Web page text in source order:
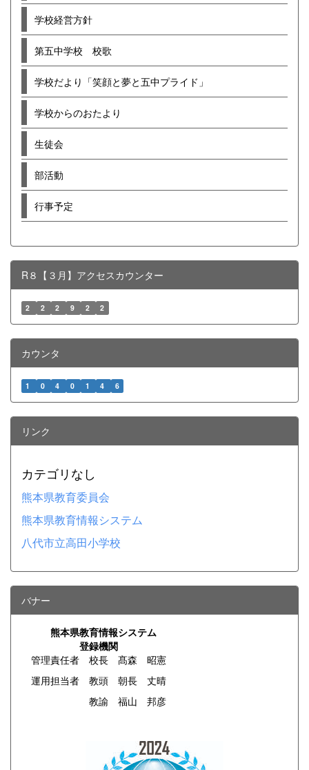
学校経営方針
第五中学校 校歌
学校だより「笑顔と夢と五中プライド」
学校からのおたより
生徒会
部活動
行事予定
R８【３月】アクセスカウンター
2 2 2 9 2 2
カウンタ
1 0 4 0 1 4 6
リンク
カテゴリなし
熊本県教育委員会
熊本県教育情報システム
八代市立高田小学校
バナー
熊本県教育情報システム
登録機関
管理責任者 校長 髙森 昭憲
運用担当者 教頭 朝長 丈晴
教諭 福山 邦彦